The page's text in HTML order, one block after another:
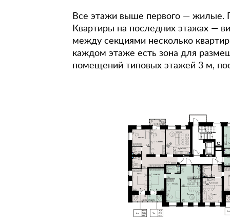
Все этажи выше первого — жилые.
Квартиры на последних этажах —
между секциями несколько
каждом этаже есть зона для
помещений типовых этажей 3 м,